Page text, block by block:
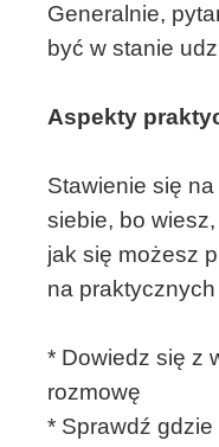
Generalnie,
być w stanie
Aspekty
Stawienie się
siebie, bo
jak się możesz
na
* Dowiedz się z
rozmowę
* Sprawdź